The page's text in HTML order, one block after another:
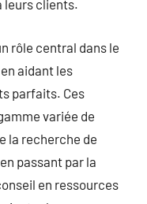
leurs clients.
rôle central dans le
aidant les
parfaits. Ces
variée de
la recherche de
passant par la
en ressources